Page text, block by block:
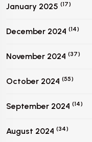
January 2025 (17)
December 2024 (14)
November 2024 (37)
October 2024 (55)
September 2024 (14)
August 2024 (34)